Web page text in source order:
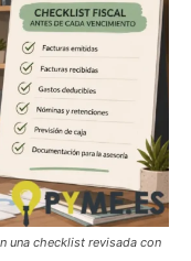
una checklist revisada con